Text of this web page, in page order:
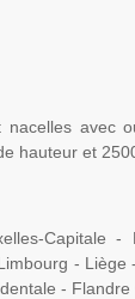
avec
hauteur et
Capitale -
- Liège
- Flandre